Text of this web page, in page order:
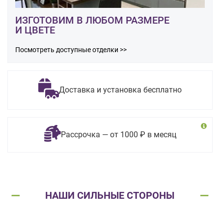
ИЗГОТОВИМ В ЛЮБОМ РАЗМЕРЕ
И ЦВЕТЕ
Посмотреть доступные отделки >>
Доставка и установка бесплатно
Рассрочка — от 1000 ₽ в месяц
НАШИ СИЛЬНЫЕ СТОРОНЫ